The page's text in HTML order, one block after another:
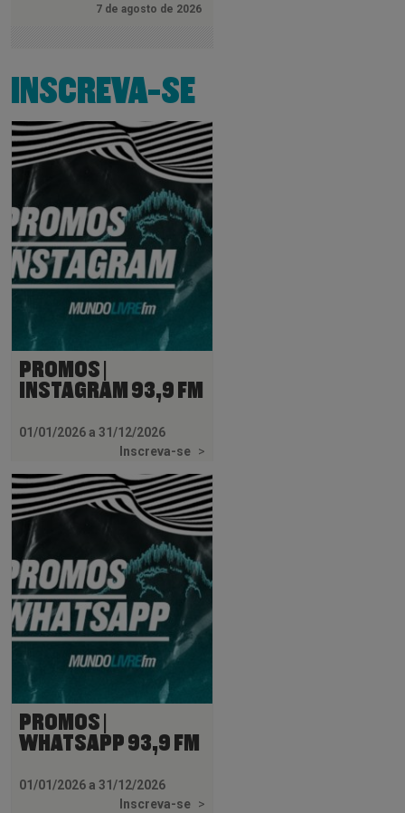
7 de agosto de 2026
INSCREVA-SE
PROMOS |
INSTAGRAM 93,9 FM
01/01/2026 a 31/12/2026
Inscreva-se >
PROMOS |
WHATSAPP 93,9 FM
01/01/2026 a 31/12/2026
Inscreva-se >